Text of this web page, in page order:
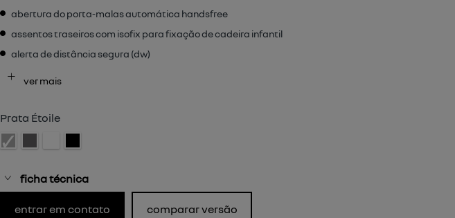
abertura do porta-malas automática handsfree
assentos traseiros com isofix para fixação de cadeira infantil
alerta de distância segura (dw)
ver mais
Prata Étoile
ficha técnica
entrar em contato comparar versão